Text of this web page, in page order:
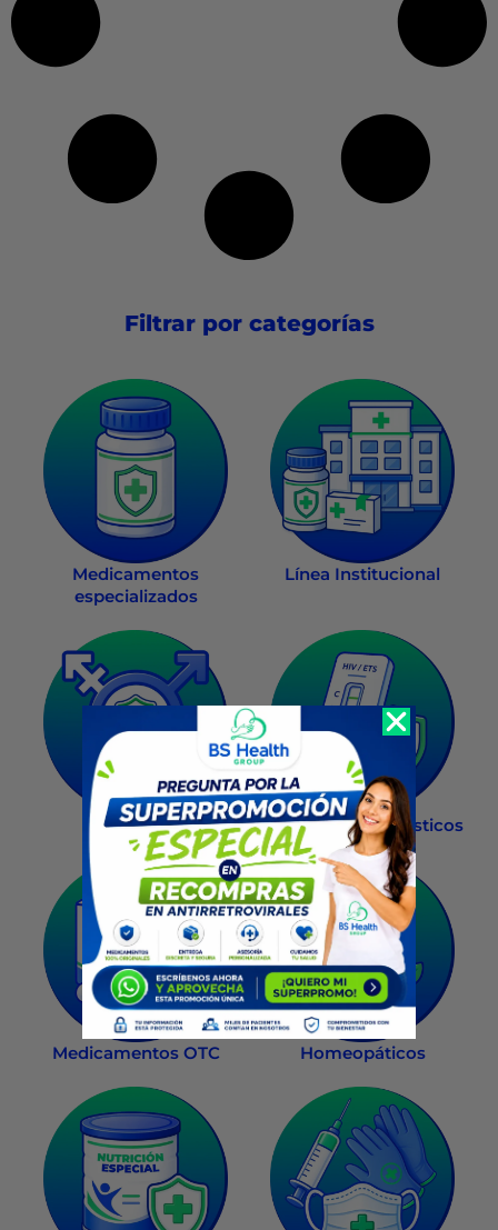
Filtrar por categorías
Medicamentos
especializados
Línea Institucional
Salud Sexual Exámenes diagnósticos
Medicamentos OTC Homeopáticos
Recompra